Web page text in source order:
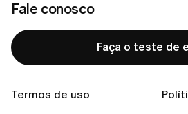
Fale conosco
Faça o teste de
Termos de uso
Dica 2: O Truque da 'Terceira
Conecte-se conosco